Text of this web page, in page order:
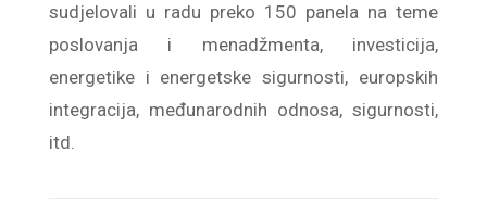
sudjelovali u radu preko 150 panela na teme
poslovanja i menadžmenta, investicija,
energetike i energetske sigurnosti, europskih
integracija, međunarodnih odnosa, sigurnosti,
itd.